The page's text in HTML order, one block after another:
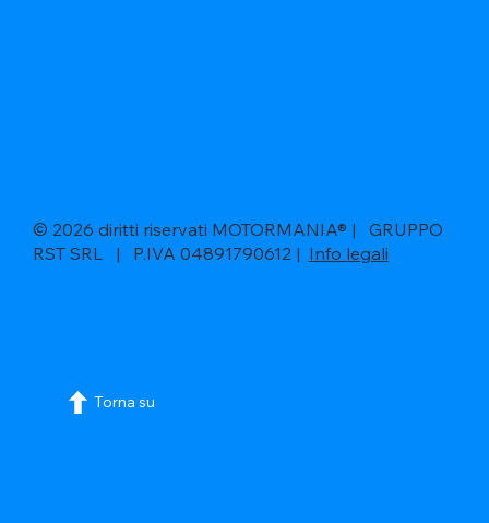
© 2026 diritti riservati MOTORMANIA® | GRUPPO
RST SRL | P.IVA 04891790612 | Info legali
Torna su